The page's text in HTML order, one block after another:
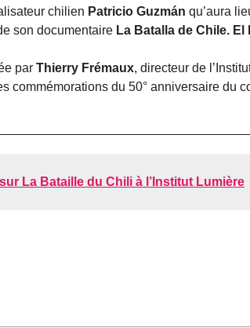
chilien Patricio Guzmán qu’aura
son documentaire La Batalla de Chile.
par Thierry Frémaux, directeur de
commémorations du 50° anniversaire du
sur La Bataille du Chili à l’Institut Lumière